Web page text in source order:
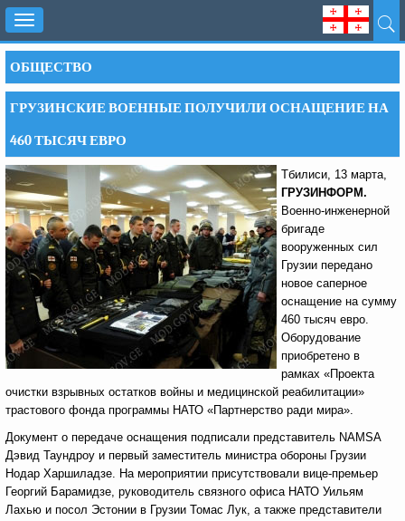
Toggle
navigation
ОБЩЕСТВО
ГРУЗИНСКИЕ ВОЕННЫЕ ПОЛУЧИЛИ ОСНАЩЕНИЕ НА
460 ТЫСЯЧ ЕВРО
Тбилиси, 13 марта,
ГРУЗИНФОРМ.
Военно-инженерной
бригаде
вооруженных сил
Грузии передано
новое саперное
оснащение на сумму
460 тысяч евро.
Оборудование
приобретено в
рамках «Проекта
очистки взрывных остатков войны и медицинской реабилитации»
трастового фонда программы НАТО «Партнерство ради мира».
Документ о передаче оснащения подписали представитель NAMSA
Дэвид Таундроу и первый заместитель министра обороны Грузии
Нодар Харшиладзе. На мероприятии присутствовали вице-премьер
Георгий Барамидзе, руководитель связного офиса НАТО Уильям
Лахью и посол Эстонии в Грузии Томас Лук, а также представители